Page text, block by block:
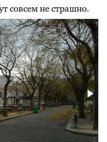
совсем не страшно.